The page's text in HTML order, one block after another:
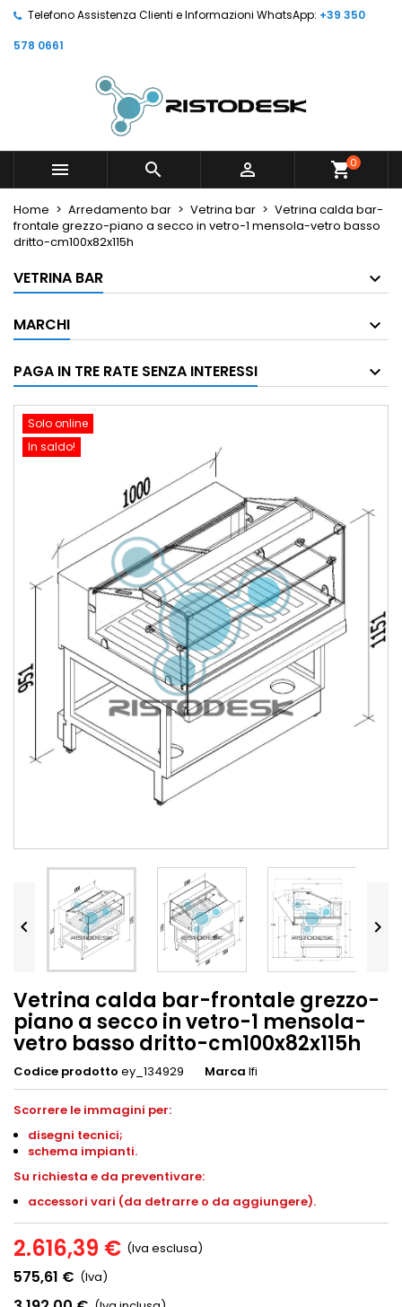
Telefono Assistenza Clienti e Informazioni WhatsApp: +39 350
578 0661
   shopping_cart0
Home Arredamento bar Vetrina bar
Vetrina calda bar-
frontale grezzo-piano a secco in vetro-1 mensola-vetro basso
dritto-cm100x82x115h
VETRINA BAR
MARCHI
PAGA IN TRE RATE SENZA INTERESSI
Solo online
In saldo!
 
Vetrina calda bar-frontale grezzo-
piano a secco in vetro-1 mensola-
vetro basso dritto-cm100x82x115h
Codice prodotto ey_134929 Marca Ifi
Scorrere le immagini per:
disegni tecnici;
schema impianti.
Su richiesta e da preventivare:
accessori vari (da detrarre o da aggiungere).
2.616,39 € (Iva esclusa)
575,61 € (Iva)